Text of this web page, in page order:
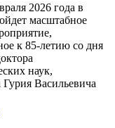
2026 года в
масштабное
к 85-летию со дня
наук,
Гурия Васильевича